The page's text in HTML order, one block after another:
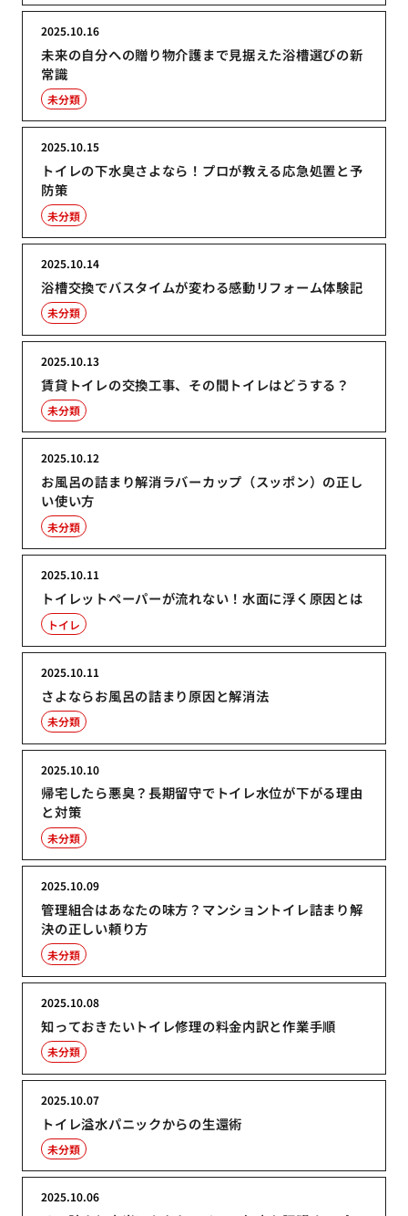
未来の自分への贈り物介護まで見据えた浴槽選びの新
常識
2025.10.16
未分類
トイレの下水臭さよなら！プロが教える応急処置と予
防策
2025.10.15
未分類
浴槽交換でバスタイムが変わる感動リフォーム体験記
2025.10.14
未分類
賃貸トイレの交換工事、その間トイレはどうする？
2025.10.13
未分類
お風呂の詰まり解消ラバーカップ（スッポン）の正し
い使い方
2025.10.12
未分類
トイレットペーパーが流れない！水面に浮く原因とは
2025.10.11
トイレ
さよならお風呂の詰まり原因と解消法
2025.10.11
未分類
帰宅したら悪臭？長期留守でトイレ水位が下がる理由
と対策
2025.10.10
未分類
管理組合はあなたの味方？マンショントイレ詰まり解
決の正しい頼り方
2025.10.09
未分類
知っておきたいトイレ修理の料金内訳と作業手順
2025.10.08
未分類
トイレ溢水パニックからの生還術
2025.10.07
未分類
2025.10.06